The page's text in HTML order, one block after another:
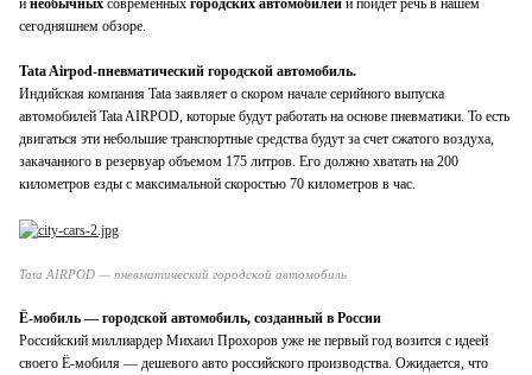
и необычных современных городских автомобилей и пойдет речь в нашем
сегодняшнем обзоре.
Tata Airpod-пневматический городской автомобиль.
Индийская компания Tata заявляет о скором начале серийного выпуска
автомобилей Tata AIRPOD, которые будут работать на основе пневматики. То есть
двигаться эти небольшие транспортные средства будут за счет сжатого воздуха,
закачанного в резервуар объемом 175 литров. Его должно хватать на 200
километров езды с максимальной скоростью 70 километров в час.
Tata AIRPOD — пневматический городской автомобиль
Ё-мобиль — городской автомобиль, созданный в России
Российский миллиардер Михаил Прохоров уже не первый год возится с идеей
своего Ё-мобиля — дешевого авто российского производства. Ожидается, что